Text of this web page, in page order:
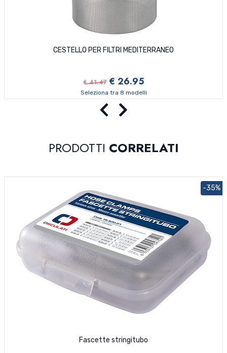
CESTELLO PER FILTRI MEDITERRANEO
€ 41.47 € 26.95
Seleziona tra 8 modelli
PRODOTTI CORRELATI
Fascette stringitubo
-35%